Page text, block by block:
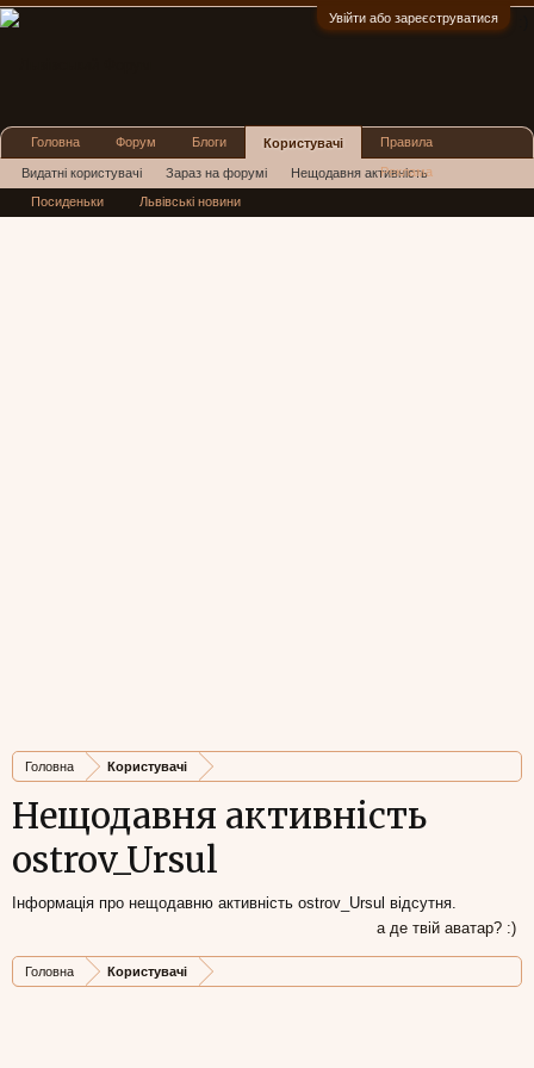
Увійти або зареєструватися
Головна Користувачі
Нещодавня активність
ostrov_Ursul
Інформація про нещодавню активність ostrov_Ursul відсутня.
а де твій аватар? :)
Головна Користувачі
Головна Форум Блоги Користувачі
Видатні користувачі Зараз на форумі Нещодавня активність
Нові повідомлення профілю
Правила
Реклама
Посиденьки Львівські новини